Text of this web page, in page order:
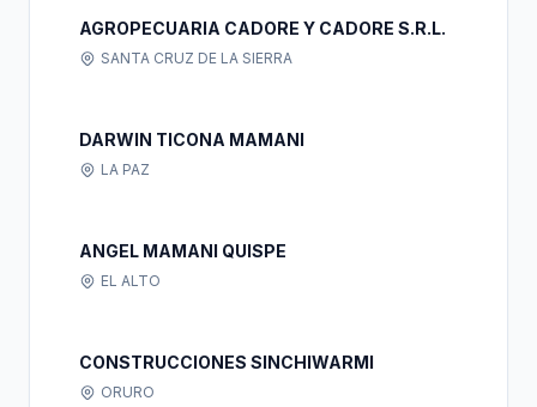
AGROPECUARIA CADORE Y CADORE S.R.L.
SANTA CRUZ DE LA SIERRA
DARWIN TICONA MAMANI
LA PAZ
ANGEL MAMANI QUISPE
EL ALTO
CONSTRUCCIONES SINCHIWARMI
ORURO